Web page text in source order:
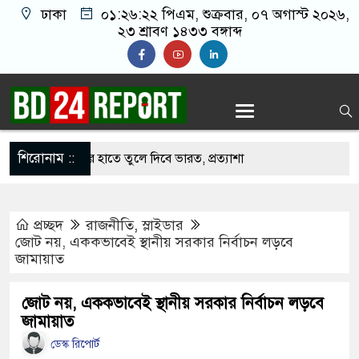
ঢাকা ০১:২৬:২৩ পিএম, শুক্রবার, ০৭ অগাস্ট
২০২৬, ২৩ শ্রাবণ ১৪৩৩ বঙ্গাব্দ
শিরোনাম ::
বাংলাদেশের হাতে তুলে দিবে ভারত, প্রত্যাশা
ড. ইউনূসকে প্রস্তাব দেয়নি বিএনপি, আলোচনায় মির্জা
সঙ্গে দেশে ফিরতে চান সাকিব
বাসভবনে অগ্নিসংযোগের চেষ্টা, সিসিটিভিতে ৭
প্রচ্ছদ রাজনীতি,স্লাইডার
জোট নয়, এককভাবেই স্থানীয় সরকার নির্বাচন লড়বে
জামায়াত
জোট নয়, এককভাবেই স্থানীয় সরকার নির্বাচন লড়বে
জামায়াত
ডেস্ক রিপোর্ট